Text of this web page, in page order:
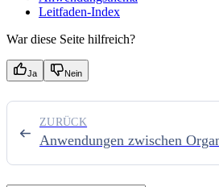
Leitfaden-Index
War diese Seite hilfreich?
Ja Nein
Anwendungen zwischen
ZURÜCK